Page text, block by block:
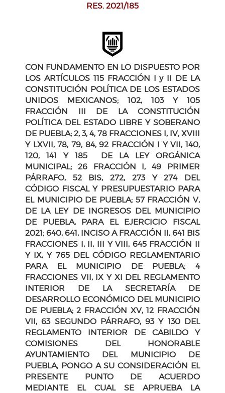
RES. 2021/185
CON FUNDAMENTO EN LO DISPUESTO POR
LOS ARTÍCULOS 115 FRACCIÓN I y II DE LA
CONSTITUCIÓN POLÍTICA DE LOS ESTADOS
UNIDOS MEXICANOS; 102, 103 Y 105
FRACCIÓN III DE LA CONSTITUCIÓN
POLÍTICA DEL ESTADO LIBRE Y SOBERANO
DE PUEBLA; 2, 3, 4, 78 FRACCIONES I, IV, XVIII
Y LXVII, 78, 79, 84, 92 FRACCIÓN I Y VII, 140,
120, 141 Y 185 DE LA LEY ORGÁNICA
MUNICIPAL; 26 FRACCIÓN I, 49 PRIMER
PÁRRAFO, 52 BIS, 272, 273 Y 274 DEL
CÓDIGO FISCAL Y PRESUPUESTARIO PARA
EL MUNICIPIO DE PUEBLA; 57 FRACCIÓN V,
DE LA LEY DE INGRESOS DEL MUNICIPIO
DE PUEBLA, PARA EL EJERCICIO FISCAL
2021; 640, 641, INCISO A FRACCIÓN II, 641 BIS
FRACCIONES I, II, III Y VIII, 645 FRACCIÓN II
Y IX, Y 765 DEL CÓDIGO REGLAMENTARIO
PARA EL MUNICIPIO DE PUEBLA; 4
FRACCIONES VII, IX Y XI DEL REGLAMENTO
INTERIOR DE LA SECRETARÍA DE
DESARROLLO ECONÓMICO DEL MUNICIPIO
DE PUEBLA; 2 FRACCIÓN XV, 12 FRACCIÓN
VII, 63 SEGUNDO PÁRRAFO, 93 Y 130 DEL
REGLAMENTO INTERIOR DE CABILDO Y
COMISIONES DEL HONORABLE
AYUNTAMIENTO DEL MUNICIPIO DE
PUEBLA, PONGO A SU CONSIDERACIÓN EL
PRESENTE PUNTO DE ACUERDO
MEDIANTE EL CUAL SE APRUEBA LA